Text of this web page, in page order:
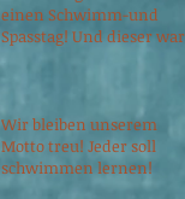
einen Schwimm-und
Spasstag! Und dieser war
Wir bleiben unserem
Motto treu! Jeder soll
schwimmen lernen!